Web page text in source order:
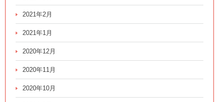
2021年2月
2021年1月
2020年12月
2020年11月
2020年10月